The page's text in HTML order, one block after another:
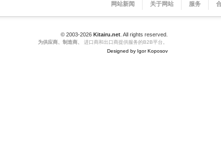
网站新闻 关于网站 服务
© 2003-2026 Kitairu.net. All rights reserved.
为供应商、制造商、
进口商和出口商提供服务的B2B平台。
Designed by Igor Koposov